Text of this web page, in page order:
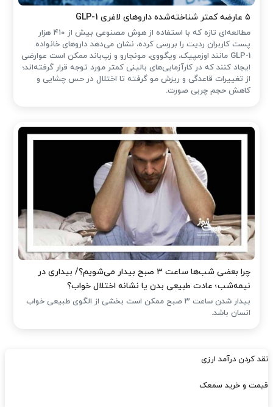
۵ عارضه کمتر شناخته‌شده داروهای لاغری GLP-1
مطالعه‌ای تازه که با استفاده از هوش مصنوعی بیش از ۴۱۰ هزار
پست کاربران ردیت را بررسی کرده، نشان می‌دهد داروهای خانواده
GLP-1 مانند اوزمپیک، ویگووی، مونجارو و زپ‌باند ممکن است عوارضی
ایجاد کنند که در کارآزمایی‌های بالینی کمتر مورد توجه قرار گرفته‌اند؛
از تغییرات قاعدگی و ریزش مو گرفته تا اختلال در حس چشایی و
کاهش حجم چربی صورت.
چرا بعضی شب‌ها ساعت ۳ صبح بیدار می‌شویم؟/ بیداری در
نیمه‌شب؛ عادت طبیعی بدن یا نشانه اختلال خواب؟
بیدار شدن ساعت ۳ صبح ممکن است بخشی از الگوی طبیعی خواب
انسان باشد.
نقد کردن درآمد ارزی
قیمت و خرید سمعک